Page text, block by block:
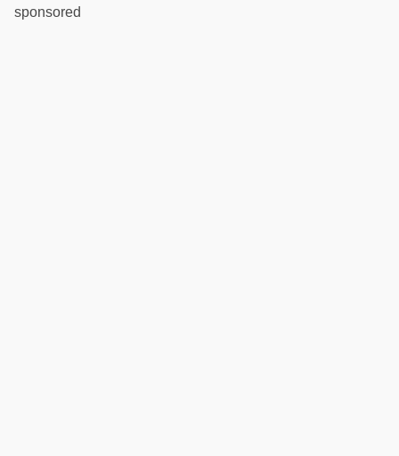
sponsored